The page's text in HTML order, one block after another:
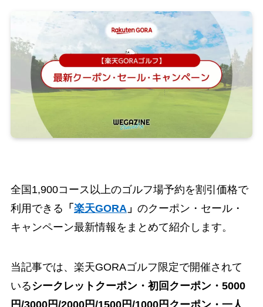
全国1,900コース以上のゴルフ場予約を割引価格で
利用できる 「 楽天GORA 」 のクーポン・セール・
キャンペーン最新情報をまとめて紹介します。
当記事では、楽天GORAゴルフ限定で開催されて
いるシークレットクーポン・ 初回クーポン・ 5000
円/3000円/2000円/1500円/1000円 クーポン・一人